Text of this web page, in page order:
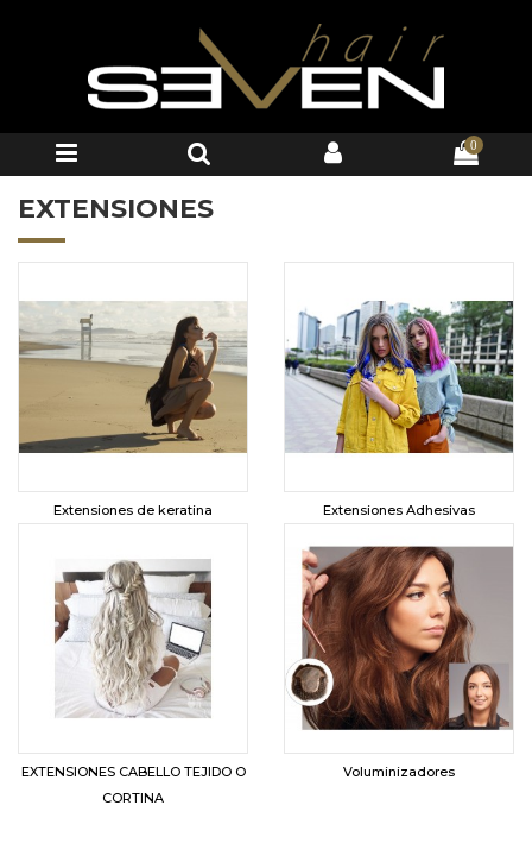
0
EXTENSIONES
Extensiones de keratina Extensiones Adhesivas
EXTENSIONES CABELLO TEJIDO O
CORTINA
Voluminizadores